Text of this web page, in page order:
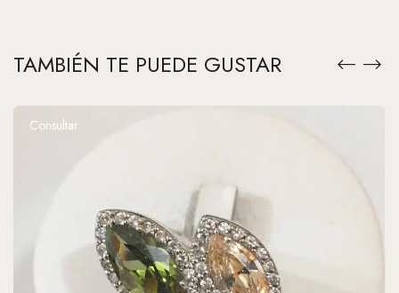
TAMBIÉN TE PUEDE GUSTAR
Consultar